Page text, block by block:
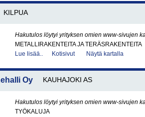
KILPUA
Hakutulos löytyi yrityksen omien www-sivujen
METALLIRAKENTEITA JA TERÄSRAKENTEITA
Lue lisää..
Kotisivut Näytä kartalla
Oy KAUHAJOKI AS
Hakutulos löytyi yrityksen omien www-sivujen
TYÖKALUJA